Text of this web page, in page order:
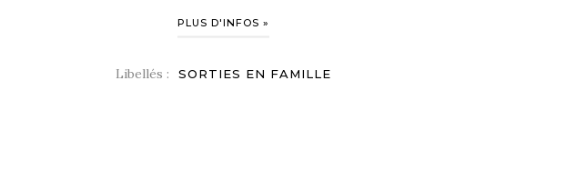
PLUS D'INFOS »
Libellés : SORTIES EN FAMILLE